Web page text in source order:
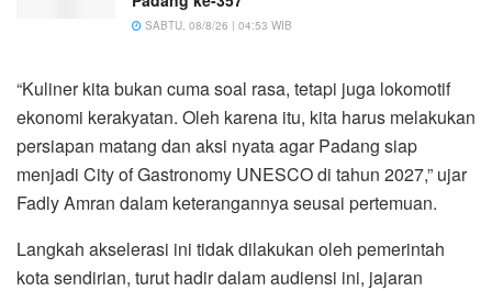
SABTU, 08/8/26 | 04:53 WIB
“Kuliner kita bukan cuma soal rasa, tetapi juga lokomotif
ekonomi kerakyatan. Oleh karena itu, kita harus melakukan
persiapan matang dan aksi nyata agar Padang siap
menjadi City of Gastronomy UNESCO di tahun 2027,” ujar
Fadly Amran dalam keterangannya seusai pertemuan.
Langkah akselerasi ini tidak dilakukan oleh pemerintah
kota sendirian, turut hadir dalam audiensi ini, jajaran